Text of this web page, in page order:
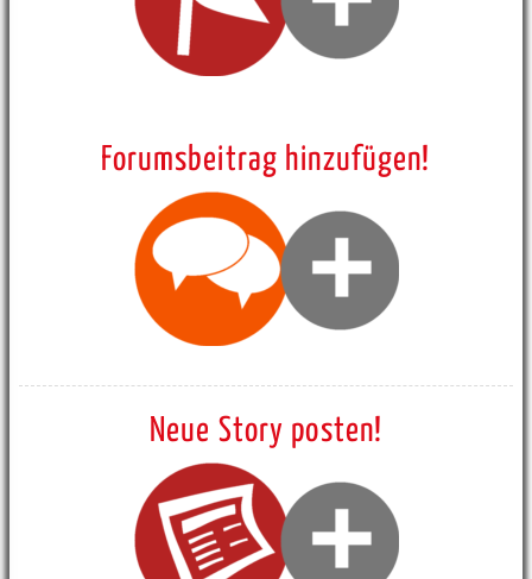
Forumsbeitrag hinzufügen!
Neue Story posten!